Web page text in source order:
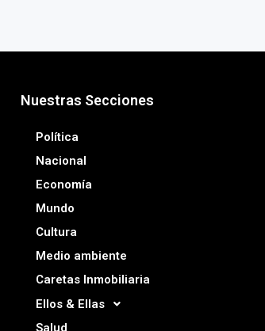
Nuestras Secciones
Política
Nacional
Economía
Mundo
Cultura
Medio ambiente
Caretas Inmobiliaria
Ellos & Ellas
Salud